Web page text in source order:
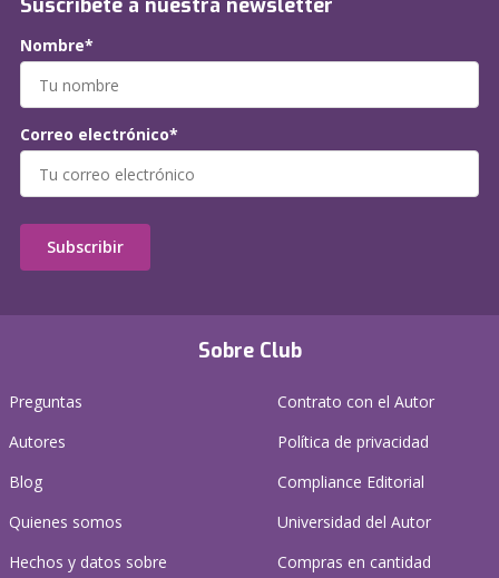
Sobre Club
Preguntas
Autores
Blog
Quienes somos
Hechos y datos sobre
Contrato con el Autor
Política de privacidad
Compliance Editorial
Universidad del Autor
Compras en cantidad
Suscríbete a nuestra newsletter
Nombre*
Correo electrónico*
Subscribir